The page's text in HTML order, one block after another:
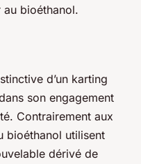
bioéthanol.
d’un karting
son engagement
Contrairement aux
bioéthanol utilisent
dérivé de